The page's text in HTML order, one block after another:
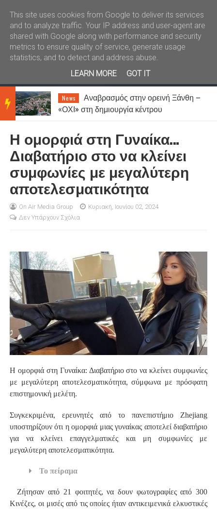
Καλώς ήλθατε Kral News
BRE
AKIN
NEW
News
Αναβρασμός στην ορεινή Ξάνθη –
«ΟΧΙ» στη δημιουργία κέντρου
Η ομορφιά στη Γυναίκα…
Διαβατήριο στο να κλείνει
συμφωνίες με μεγαλύτερη
αποτελεσματικότητα
On Air Media Group
Κυριακή, Ιουνίου 02, 2024
Δεν Υπάρχουν Σχόλια
Η ομορφιά στη Γυναίκα: Διαβατήριο στο να κλείνει συμφωνίες
με μεγαλύτερη αποτελεσματικότητα, σύμφωνα με πρόσφατη
επιστημονική μελέτη.
Συγκεκριμένα, ερευνητές από το πανεπιστήμιο Zhejiang
υποστηρίζουν ότι η ομορφιά μιας γυναίκας αποτελεί διαβατήριο
για να κλείνει επαγγελματικές και μη συμφωνίες με
μεγαλύτερη αποτελεσματικότητα.
Το πείραμα
Ζήτησαν από 21 φοιτητές, να δουν φωτογραφίες από 300
Κινέζες, οι μισές από τις οποίες ήταν αντικειμενικά ελκυστικές
This site uses cookies from Google to deliver its services
and to analyze traffic. Your IP address and user-agent are
shared with Google along with performance and security
metrics to ensure quality of service, generate usage
statistics, and to detect and address abuse.
LEARN MORE
GOT IT